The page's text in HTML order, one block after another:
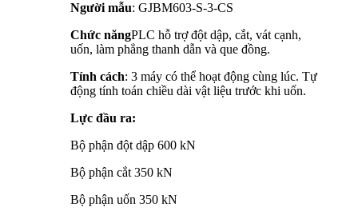
Người mẫu: GJBM603-S-3-CS
Chức năngPLC hỗ trợ đột dập, cắt, vát cạnh,
uốn, làm phẳng thanh dẫn và que đồng.
Tính cách: 3 máy có thể hoạt động cùng lúc. Tự
động tính toán chiều dài vật liệu trước khi uốn.
Lực đầu ra:
Bộ phận đột dập 600 kN
Bộ phận cắt 350 kN
Bộ phận uốn 350 kN